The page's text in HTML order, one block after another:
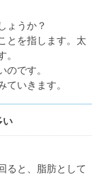
ょうか？
とを指します。太
のです。
いきます。
い
ると、脂肪として